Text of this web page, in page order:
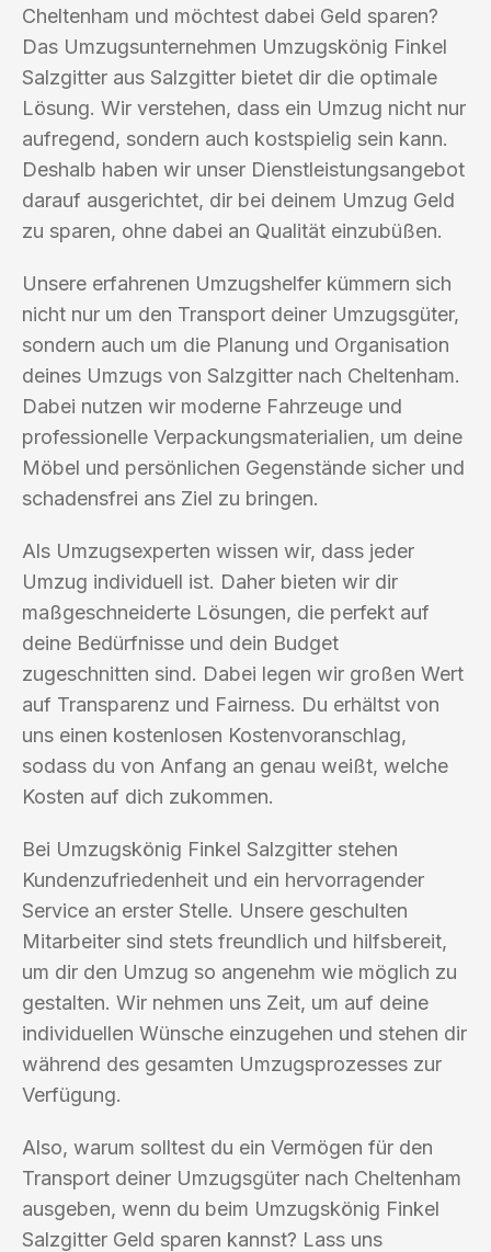
Cheltenham und möchtest dabei Geld sparen?
Das Umzugsunternehmen Umzugskönig Finkel
Salzgitter aus Salzgitter bietet dir die optimale
Lösung. Wir verstehen, dass ein Umzug nicht nur
aufregend, sondern auch kostspielig sein kann.
Deshalb haben wir unser Dienstleistungsangebot
darauf ausgerichtet, dir bei deinem Umzug Geld
zu sparen, ohne dabei an Qualität einzubüßen.
Unsere erfahrenen Umzugshelfer kümmern sich
nicht nur um den Transport deiner Umzugsgüter,
sondern auch um die Planung und Organisation
deines Umzugs von Salzgitter nach Cheltenham.
Dabei nutzen wir moderne Fahrzeuge und
professionelle Verpackungsmaterialien, um deine
Möbel und persönlichen Gegenstände sicher und
schadensfrei ans Ziel zu bringen.
Als Umzugsexperten wissen wir, dass jeder
Umzug individuell ist. Daher bieten wir dir
maßgeschneiderte Lösungen, die perfekt auf
deine Bedürfnisse und dein Budget
zugeschnitten sind. Dabei legen wir großen Wert
auf Transparenz und Fairness. Du erhältst von
uns einen kostenlosen Kostenvoranschlag,
sodass du von Anfang an genau weißt, welche
Kosten auf dich zukommen.
Bei Umzugskönig Finkel Salzgitter stehen
Kundenzufriedenheit und ein hervorragender
Service an erster Stelle. Unsere geschulten
Mitarbeiter sind stets freundlich und hilfsbereit,
um dir den Umzug so angenehm wie möglich zu
gestalten. Wir nehmen uns Zeit, um auf deine
individuellen Wünsche einzugehen und stehen dir
während des gesamten Umzugsprozesses zur
Verfügung.
Also, warum solltest du ein Vermögen für den
Transport deiner Umzugsgüter nach Cheltenham
ausgeben, wenn du beim Umzugskönig Finkel
Salzgitter Geld sparen kannst? Lass uns